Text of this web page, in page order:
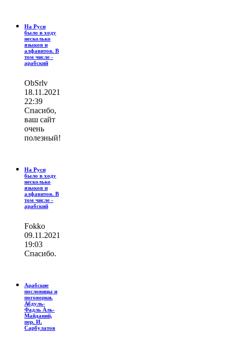
На Руси
было в ходу
несколько
языков и
алфавитов. В
том числе -
арабский
ОbSrlv
18.11.2021
22:39
Спасибо,
ваш сайт
очень
полезный!
На Руси
было в ходу
несколько
языков и
алфавитов. В
том числе -
арабский
Fokko
09.11.2021
19:03
Спасибо.
Арабские
пословицы и
поговорки.
Абдуль-
Фадль Аль-
Майданий,
пер. И.
Сарбулатов